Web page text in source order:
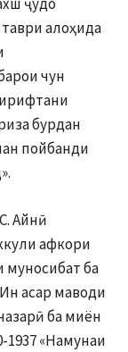
алоҳида
чун
бурдан
пойбанди
Айнӣ
афкори
муносибат ба
асар маводи
ба миён
1937 «Намунаи